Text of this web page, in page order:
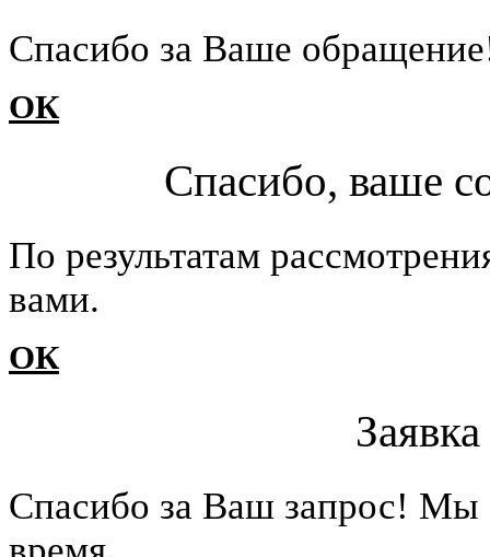
Cпасибо за Ваше
ОК
Спасибо, ваше
По результатам
вами.
ОК
Cпасибо за Ваш запрос!